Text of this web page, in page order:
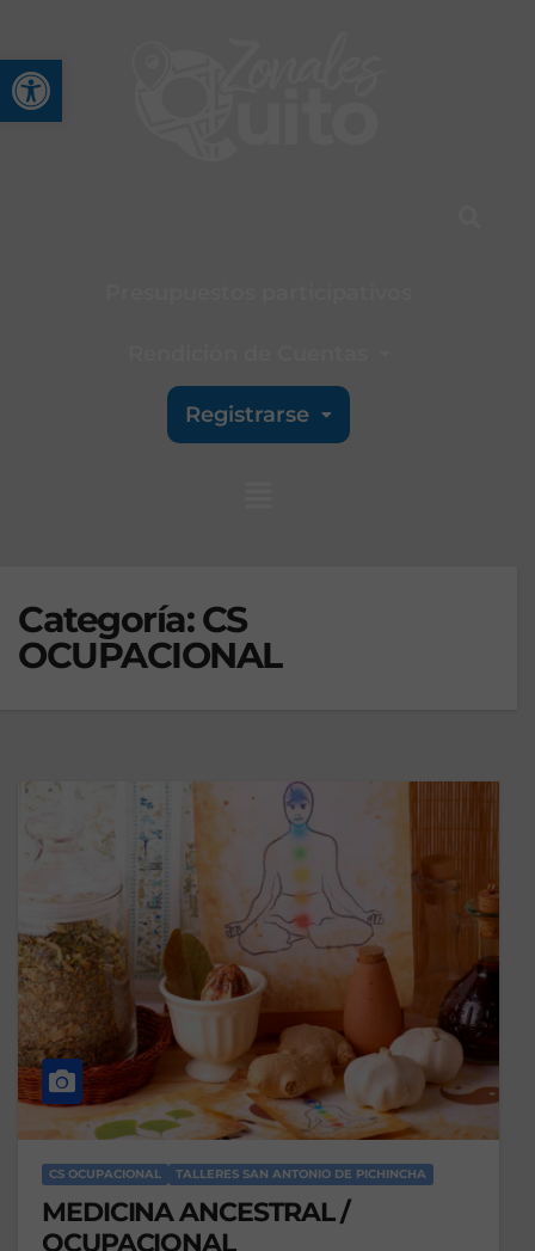
Abrir barra de
Registrarse
Categoría:CS
OCUPACIONAL
CS OCUPACIONAL TALLERES SAN ANTONIO DE PICHINCHA
MEDICINA ANCESTRAL /
OCUPACIONAL